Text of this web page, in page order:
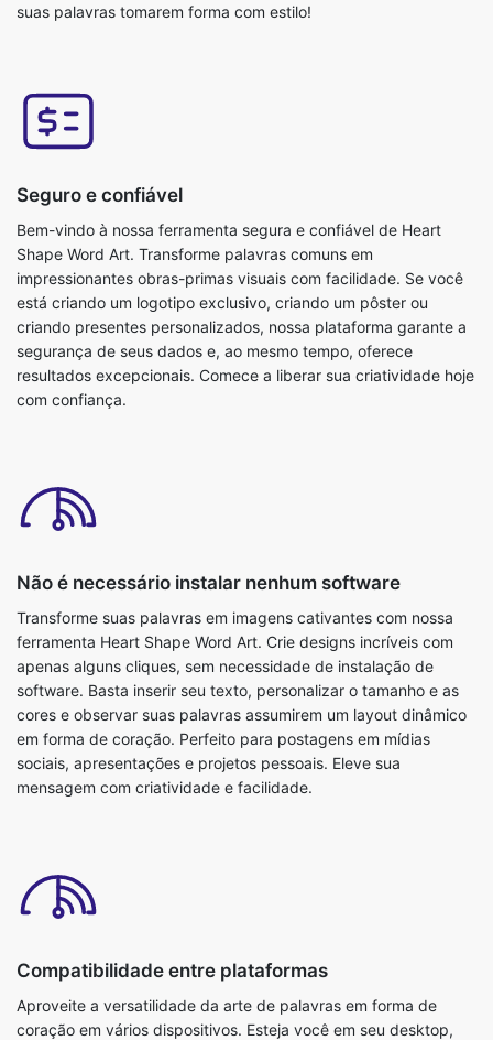
suas palavras tomarem forma com estilo!
Seguro e confiável
Bem-vindo à nossa ferramenta segura e confiável de Heart
Shape Word Art. Transforme palavras comuns em
impressionantes obras-primas visuais com facilidade. Se você
está criando um logotipo exclusivo, criando um pôster ou
criando presentes personalizados, nossa plataforma garante a
segurança de seus dados e, ao mesmo tempo, oferece
resultados excepcionais. Comece a liberar sua criatividade hoje
com confiança.
Não é necessário instalar nenhum software
Transforme suas palavras em imagens cativantes com nossa
ferramenta Heart Shape Word Art. Crie designs incríveis com
apenas alguns cliques, sem necessidade de instalação de
software. Basta inserir seu texto, personalizar o tamanho e as
cores e observar suas palavras assumirem um layout dinâmico
em forma de coração. Perfeito para postagens em mídias
sociais, apresentações e projetos pessoais. Eleve sua
mensagem com criatividade e facilidade.
Compatibilidade entre plataformas
Aproveite a versatilidade da arte de palavras em forma de
coração em vários dispositivos. Esteja você em seu desktop,